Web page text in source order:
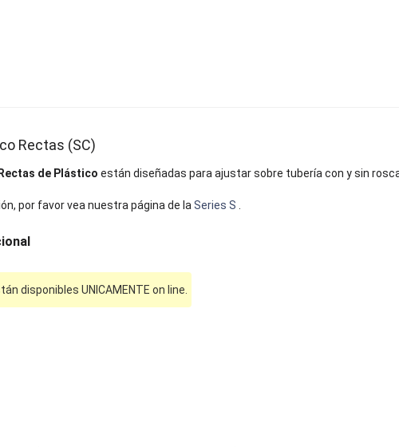
Rectas (SC)
de Plástico están diseñadas para ajustar sobre tubería con y sin
por favor vea nuestra página de laSeries S .
disponibles UNICAMENTE on line.